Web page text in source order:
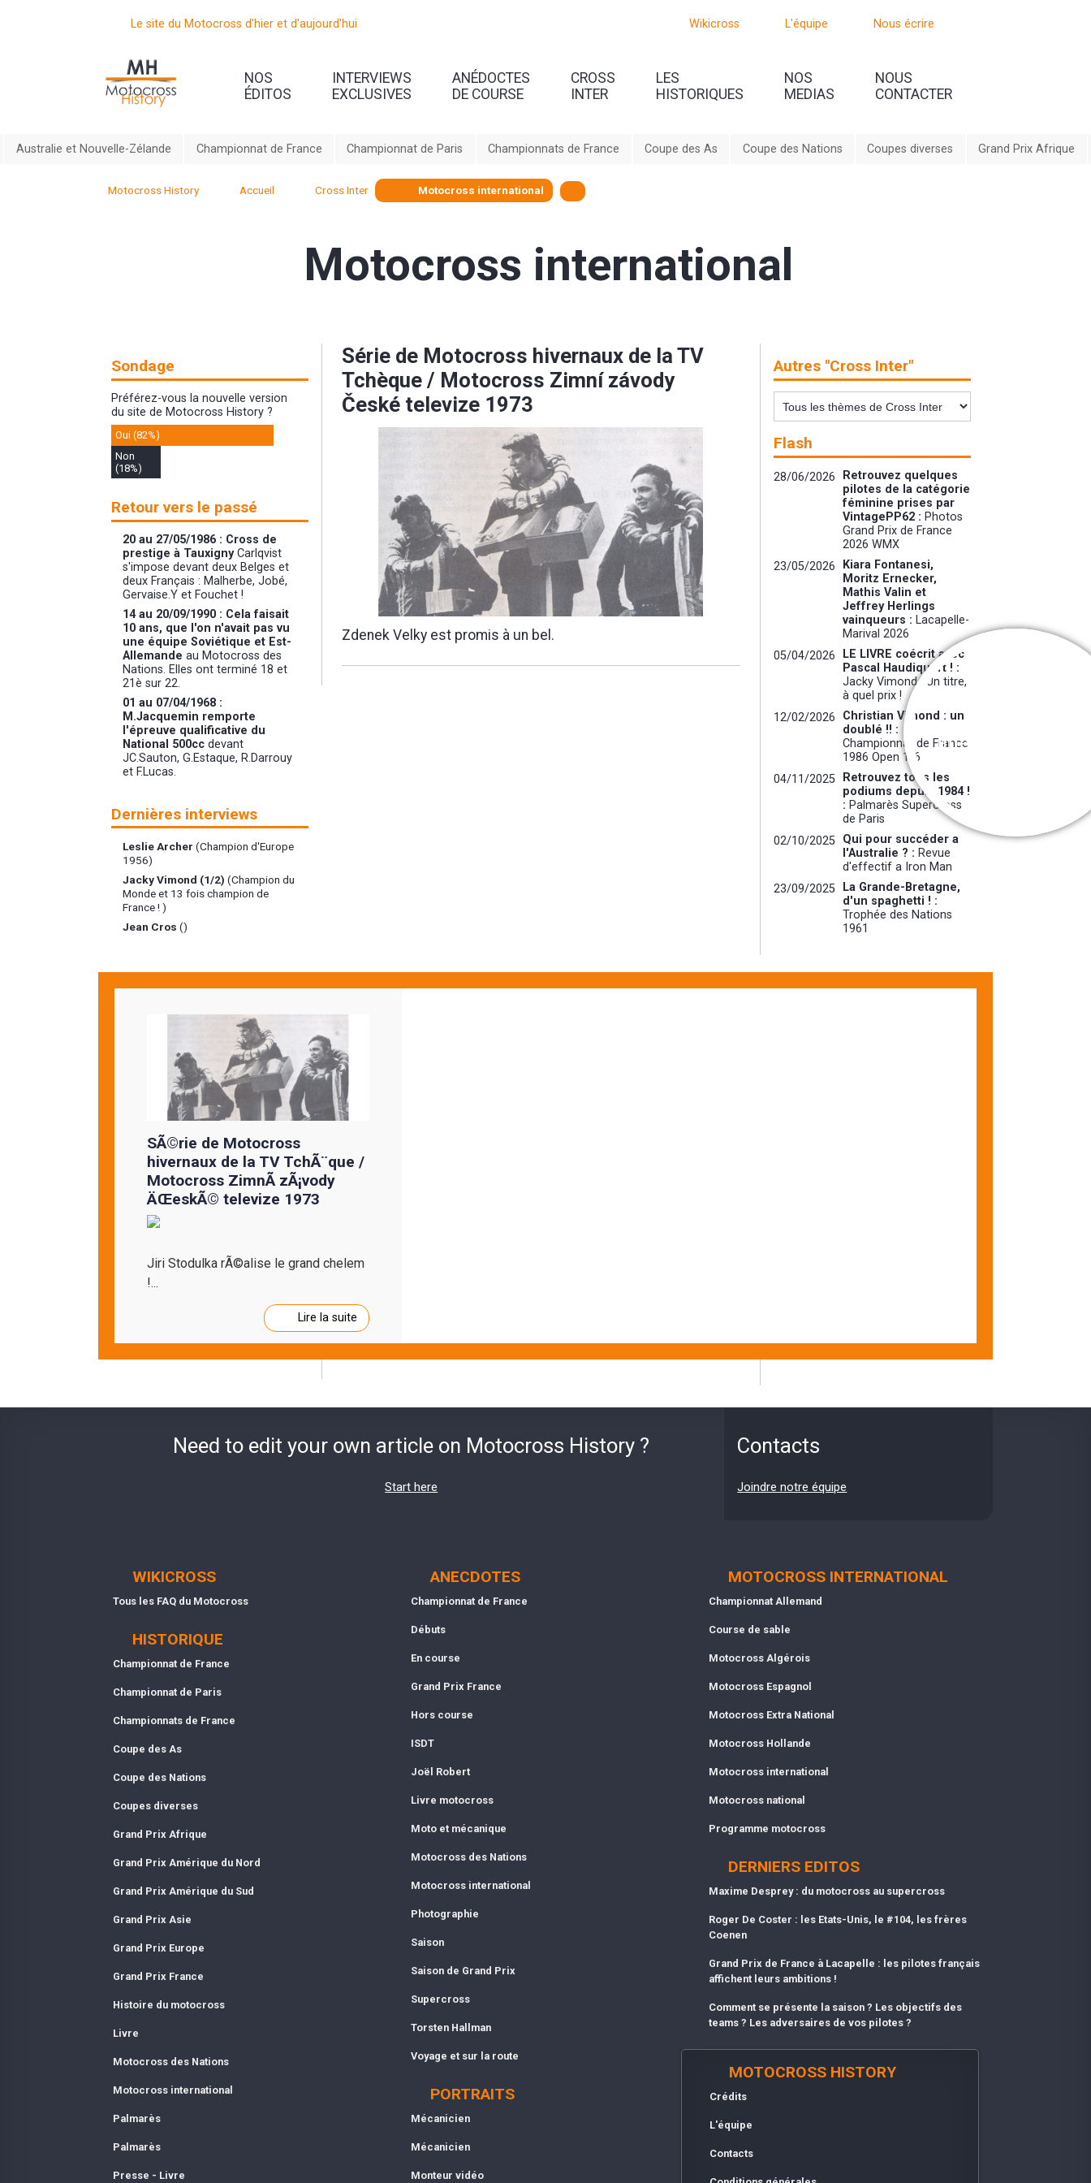
Le site du Motocross d'hier et d'aujourd'hui Wikicross L'équipe Nous écrire
NOS
ÉDITOS
INTERVIEWS
EXCLUSIVES
ANÉDOCTES
DE COURSE
CROSS
INTER
LES
HISTORIQUES
NOS
MEDIAS
NOUS
CONTACTER
Australie et Nouvelle-Zélande Championnat de France Championnat de Paris Championnats de France Coupe des As Coupe des Nations Coupes diverses Grand Prix Afrique
Motocross History Accueil Cross Inter Motocross international
Motocross international
Interview
Sondage
Préférez-vous la nouvelle version
du site de Motocross History ?
Oui (82%)
Non
(18%)
Retour vers le passé
20 au 27/05/1986 : Cross de
prestige à TauxignyCarlqvist
s'impose devant deux Belges et
deux Français : Malherbe, Jobé,
Gervaise.Y et Fouchet !
14 au 20/09/1990 : Cela faisait
10 ans, que l'on n'avait pas vu
une équipe Soviétique et Est-
Allemande au Motocross des
Nations. Elles ont terminé 18 et
21è sur 22.
01 au 07/04/1968 :
M.Jacquemin remporte
l'épreuve qualificative du
National 500cc devant
JC.Sauton, G.Estaque, R.Darrouy
et F.Lucas.
Dernières interviews
Leslie Archer (Champion d'Europe
1956)
Jacky Vimond (1/2) (Champion du
Monde et 13 fois champion de
France ! )
Jean Cros ()
Série de Motocross hivernaux de la TV
Tchèque / Motocross Zimní závody
České televize 1973
Zdenek Velky est promis à un bel.
Autres "Cross Inter"
Flash
28/06/2026
Retrouvez quelques
pilotes de la catégorie
féminine prises par
VintagePP62 : Photos
Grand Prix de France
2026 WMX
23/05/2026
Kiara Fontanesi,
Moritz Ernecker,
Mathis Valin et
Jeffrey Herlings
vainqueurs : Lacapelle-
Marival 2026
05/04/2026
LE LIVRE coécrit avec
Pascal Haudiquert ! :
Jacky Vimond : Un titre,
à quel prix !
12/02/2026
Christian Vimond : un
doublé !! :
Championnat de France
1986 Open 1/6
04/11/2025
Retrouvez tous les
podiums depuis 1984 !
: Palmarès Supercross
de Paris
02/10/2025 Qui pour succéder a
l'Australie ? : Revue
d'effectif a Iron Man
23/09/2025
La Grande-Bretagne,
d'un spaghetti ! :
Trophée des Nations
1961
SÃ©rie de Motocross
hivernaux de la TV TchÃ¨que /
Motocross ZimnÃ­ zÃ¡vody
ÄŒeskÃ© televize 1973
Jiri Stodulka rÃ©alise le grand chelem
!...
Lire la suite
Need to edit your own article on Motocross History ?
Start here
Contacts
Joindre notre équipe
WIKICROSS
Tous les FAQ du Motocross
HISTORIQUE
Championnat de France
Championnat de Paris
Championnats de France
Coupe des As
Coupe des Nations
Coupes diverses
Grand Prix Afrique
Grand Prix Amérique du Nord
Grand Prix Amérique du Sud
Grand Prix Asie
Grand Prix Europe
Grand Prix France
Histoire du motocross
Livre
Motocross des Nations
Motocross international
Palmarès
Palmarès
Presse - Livre
ANECDOTES
Championnat de France
Débuts
En course
Grand Prix France
Hors course
ISDT
Joël Robert
Livre motocross
Moto et mécanique
Motocross des Nations
Motocross international
Photographie
Saison
Saison de Grand Prix
Supercross
Torsten Hallman
Voyage et sur la route
PORTRAITS
Mécanicien
Mécanicien
Monteur vidéo
MOTOCROSS INTERNATIONAL
Championnat Allemand
Course de sable
Motocross Algérois
Motocross Espagnol
Motocross Extra National
Motocross Hollande
Motocross international
Motocross national
Programme motocross
DERNIERS EDITOS
Maxime Desprey : du motocross au supercross
Roger De Coster : les Etats-Unis, le #104, les frères
Coenen
Grand Prix de France à Lacapelle : les pilotes français
affichent leurs ambitions !
Comment se présente la saison ? Les objectifs des
teams ? Les adversaires de vos pilotes ?
MOTOCROSS HISTORY
Crédits
L'équipe
Contacts